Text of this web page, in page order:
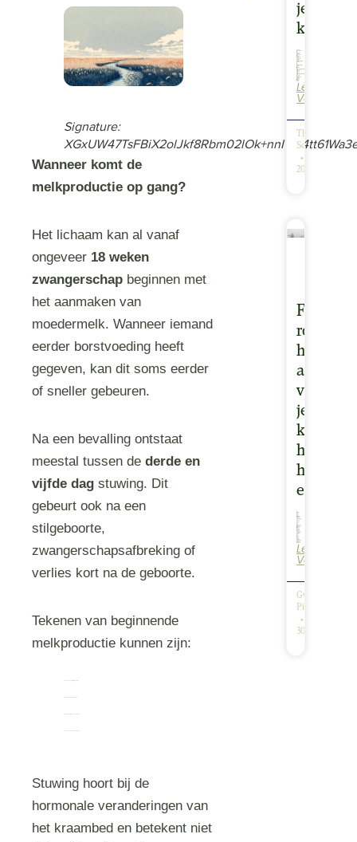
Signature:
Wanneer komt de
melkproductie op gang?
Het lichaam kan al vanaf
ongeveer 18 weken
zwangerschap beginnen met
het aanmaken van
moedermelk. Wanneer iemand
eerder borstvoeding heeft
gegeven, kan dit soms eerder
of sneller gebeuren.
Na een bevalling ontstaat
meestal tussen dederde en
vijfde dag stuwing. Dit
gebeurt ook na een
stilgeboorte,
zwangerschapsafbreking of
verlies kort na de geboorte.
Tekenen van beginnende
melkproductie kunnen zijn:
Stuwing hoort bij de
hormonale veranderingen van
het kraambed en betekent niet
je
kindje.
Lees
Verder
Thea
Schäfer
20/02/2026
rond
het
afscheid
van
je
kind:
helpt
het
echt?
Lees
Verder
Gwendolyn
Pieters
30/10/2025